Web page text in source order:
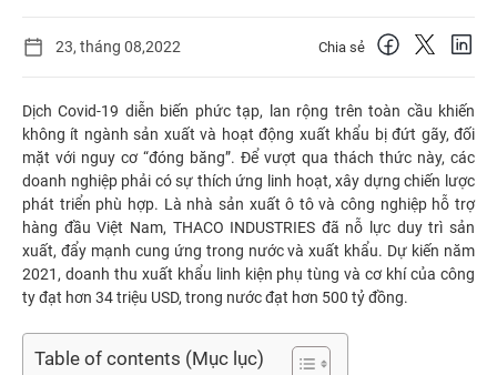
23, tháng 08,2022 Chia sẻ
Dịch Covid-19 diễn biến phức tạp, lan rộng trên toàn cầu khiến
không ít ngành sản xuất và hoạt động xuất khẩu bị đứt gãy, đối
mặt với nguy cơ “đóng băng”. Để vượt qua thách thức này, các
doanh nghiệp phải có sự thích ứng linh hoạt, xây dựng chiến lược
phát triển phù hợp. Là nhà sản xuất ô tô và công nghiệp hỗ trợ
hàng đầu Việt Nam, THACO INDUSTRIES đã nỗ lực duy trì sản
xuất, đẩy mạnh cung ứng trong nước và xuất khẩu. Dự kiến năm
2021, doanh thu xuất khẩu linh kiện phụ tùng và cơ khí của công
ty đạt hơn 34 triệu USD, trong nước đạt hơn 500 tỷ đồng.
Table of contents (Mục lục)